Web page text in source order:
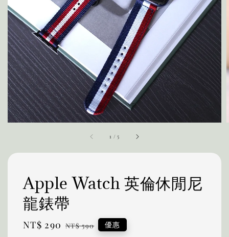
1 /5
Apple Watch 英倫休閒尼
龍錶帶
Sale
NT$ 290 Regular
NT$ 590 優惠